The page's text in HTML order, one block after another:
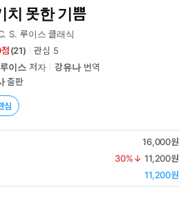
치 못한 기쁨
S. 루이스 클래식
(21) 관심 5
이스저자 강유나번역
출판
심
16,000원
30%↓ 11,200원
11,200원